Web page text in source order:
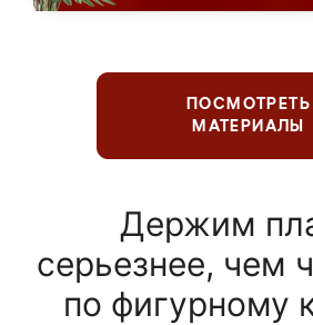
ПОСМОТРЕТЬ
МАТЕРИАЛЫ
Держим
серьезнее, чем
по фигурному